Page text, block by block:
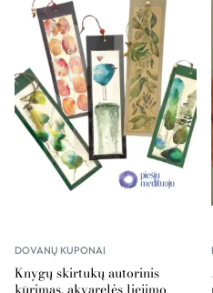
DOVANŲ KUPONAI
Knygų skirtukų autorinis